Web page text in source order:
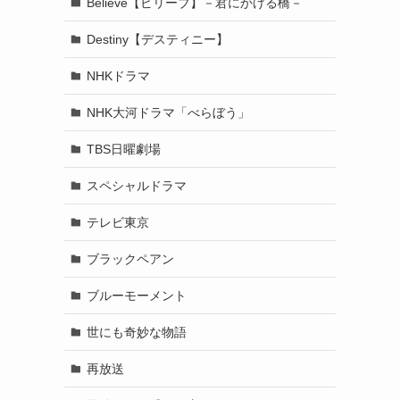
Destiny【デスティニー】
NHKドラマ
NHK大河ドラマ「べらぼう」
TBS日曜劇場
スペシャルドラマ
テレビ東京
ブラックペアン
ブルーモーメント
世にも奇妙な物語
再放送